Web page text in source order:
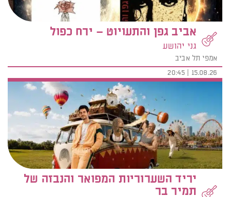
אביב גפן והתעויוט – ירח כפול
גני יהושע
אמפי תל אביב
15.08.26 | 20:45
יריד השערוריות המפואר והנבזה של
תמיר בר